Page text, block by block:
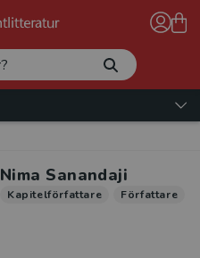
Nima Sanandaji
Kapitelförfattare Författare